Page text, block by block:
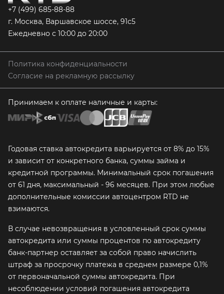
+7 (499) 685-88-88
г. Москва, Варшавское шоссе, 91с5
Ежедневно с 10:00 до 20:00
Политика конфиденциальности
Согласие на рекламную рассылку
Принимаем к оплате наличные и карты:
Годовая ставка автокредита варьируется от 8% до 15%
и зависит от конкретного банка, суммы займа и
кредитной программы. Минимальный срок погашения
от 61 дня, максимальный - 96 месяцев. При этом любые
дополнительные комиссии автоцентром RTD не
взимаются.
В случае невозвращения в условленный срок суммы
автокредита или суммы процентов по автокредиту
банк-партнер оставляет за собой право начислить
штраф за просрочку платежа в среднем размере 0,1%
от первоначальной суммы автокредита. При
несоблюдении условий погашения автокредита